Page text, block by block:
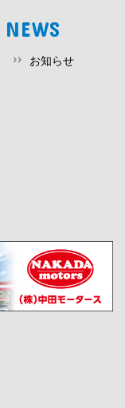
NEWS
お知らせ